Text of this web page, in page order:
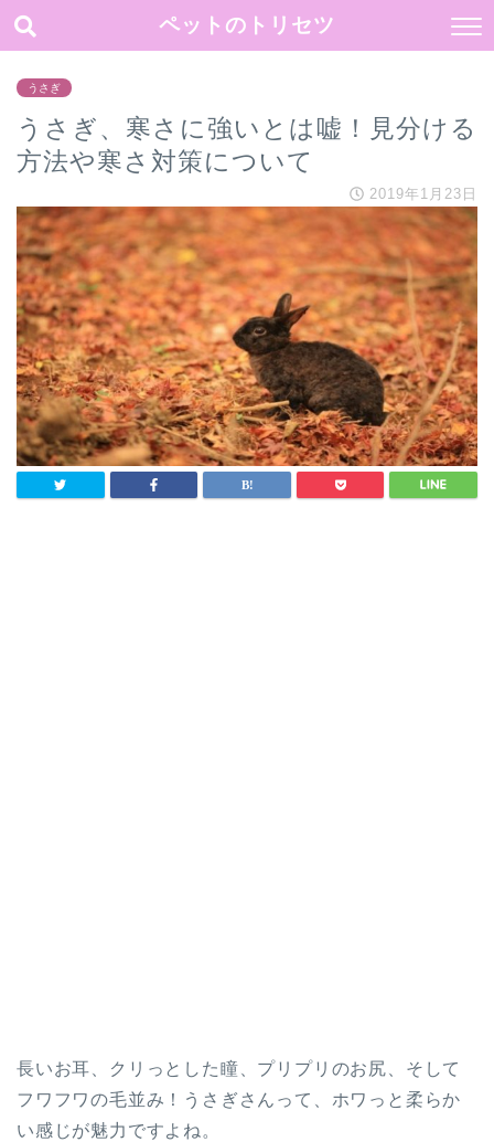
ペットのトリセツ
うさぎ
うさぎ、寒さに強いとは嘘！見分ける
方法や寒さ対策について
2019年1月23日
長いお耳、クリっとした瞳、プリプリのお尻、そして
フワフワの毛並み！うさぎさんって、ホワっと柔らか
い感じが魅力ですよね。